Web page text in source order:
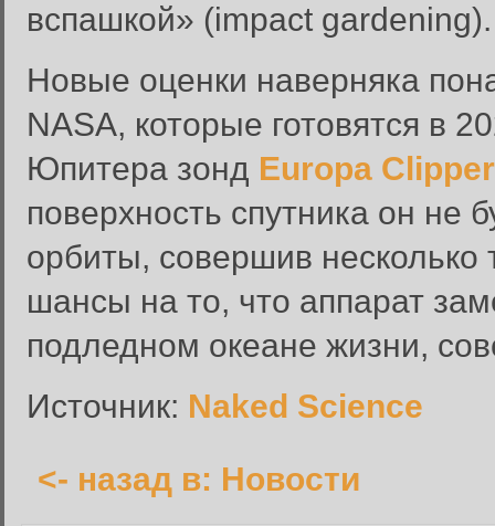
вспашкой» (impact gardening).
Новые оценки наверняка
NASA, которые готовятся в
Юпитера зонд Europa Clipper
поверхность спутника он не
орбиты, совершив
шансы на то, что аппарат
подледном океане жизни,
Источник: Naked Science
<- назад в: Новости
Вход в систему
Введите имя пользователя и
Вход в систему
Имя пользователя:
Забыли пароль?